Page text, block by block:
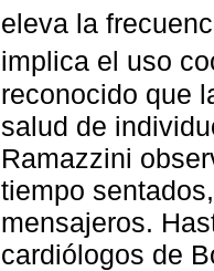
eleva la
implica el uso
reconocido que
salud de
Ramazzini
tiempo
mensajeros.
cardiólogos de